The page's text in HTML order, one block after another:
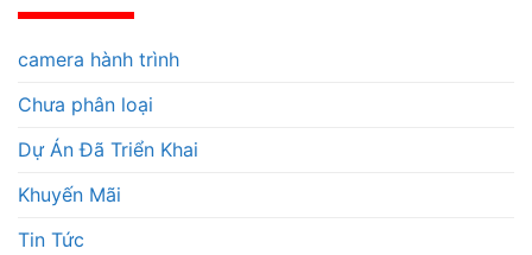
camera hành trình
Chưa phân loại
Dự Án Đã Triển Khai
Khuyến Mãi
Tin Tức